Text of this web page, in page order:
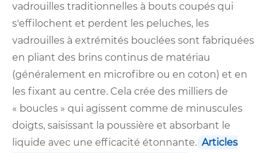
vadrouilles traditionnelles à bouts coupés qui
s'effilochent et perdent les peluches, les
vadrouilles à extrémités bouclées sont fabriquées
en pliant des brins continus de matériau
(généralement en microfibre ou en coton) et en
les fixant au centre. Cela crée des milliers de
« boucles » qui agissent comme de minuscules
doigts, saisissant la poussière et absorbant le
liquide avec une efficacité étonnante. Articles